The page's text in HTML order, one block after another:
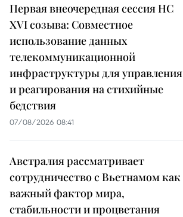
Первая внеочередная сессия НС
XVI созыва: Совместное
использование данных
телекоммуникационной
инфраструктуры для управления
и реагирования на стихийные
бедствия
07/08/2026 08:41
Австралия рассматривает
сотрудничество с Вьетнамом как
важный фактор мира,
стабильности и процветания